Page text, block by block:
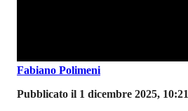
Fabiano Polimeni
Pubblicato il 1 dicembre 2025, 10:21